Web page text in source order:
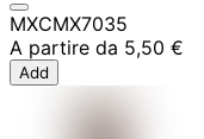
MXCMX7035
A partire da 5,50 €
Add